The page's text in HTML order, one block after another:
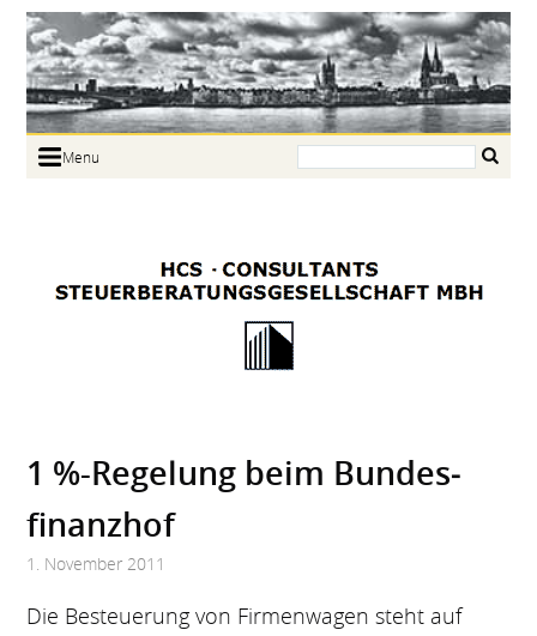
Menu
Links
1 %-Regelung beim Bundes­
finanzhof
1. November 2011
Die Besteuerung von Firmenwagen steht auf